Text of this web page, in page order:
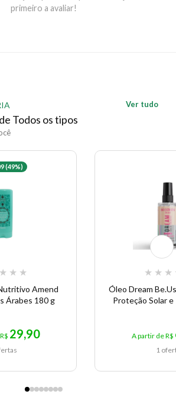
o cabelo úmido ou seco, como
primeiro a avaliar!
Todos os tipos
Ver tudo
(49%)
★ ★ ★
Amend
Árabes 180 g
29,90
★ ★ ★
Óleo Dream
Proteção Solar e
A partir de R$
1